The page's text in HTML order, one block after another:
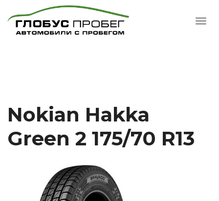
Nokian Hakka
Green 2 175/70 R13